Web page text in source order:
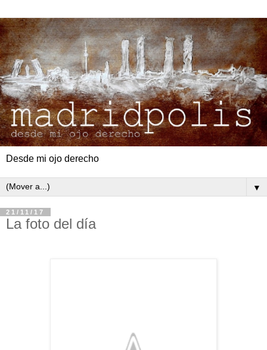
Desde mi ojo derecho
▼
21/11/17
La foto del día